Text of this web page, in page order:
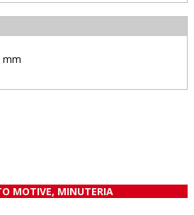
mm
MOTIVE, MINUTERIA